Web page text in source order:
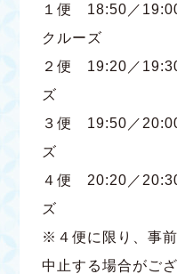
１便 18:50／
クルーズ
２便 19:20／
ズ
３便 19:50／
ズ
４便 20:20／
ズ
※４便に限り、事
中止する場合がご